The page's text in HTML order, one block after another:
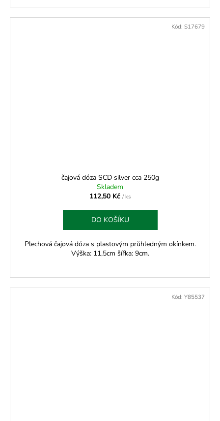
čajová dóza SCD silver cca 250g
Skladem
112,50 Kč / ks
DO KOŠÍKU
Plechová čajová dóza s plastovým průhledným okínkem.
Výška: 11,5cm šířka: 9cm.
Kód: S17679
Kód: Y85537